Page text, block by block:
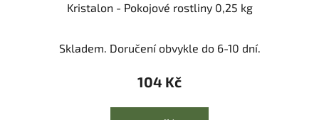
Kristalon - Pokojové rostliny 0,25 kg
Skladem. Doručení obvykle do 6-10 dní.
104 Kč